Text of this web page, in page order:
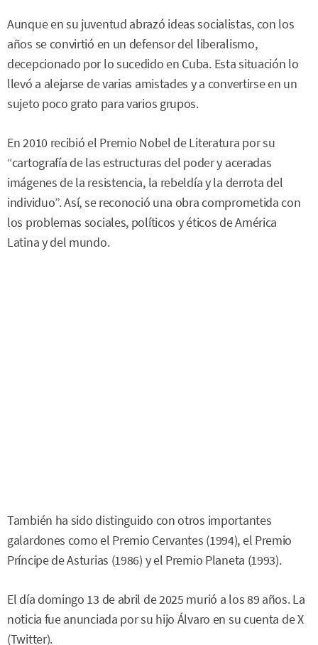
Aunque en su juventud abrazó ideas socialistas, con los
años se convirtió en un defensor del liberalismo,
decepcionado por lo sucedido en Cuba. Esta situación lo
llevó a alejarse de varias amistades y a convertirse en un
sujeto poco grato para varios grupos.
En 2010 recibió el Premio Nobel de Literatura por su
“cartografía de las estructuras del poder y aceradas
imágenes de la resistencia, la rebeldía y la derrota del
individuo”. Así, se reconoció una obra comprometida con
los problemas sociales, políticos y éticos de América
Latina y del mundo.
También ha sido distinguido con otros importantes
galardones como el Premio Cervantes (1994), el Premio
Príncipe de Asturias (1986) y el Premio Planeta (1993).
El día domingo 13 de abril de 2025 murió a los 89 años. La
noticia fue anunciada por su hijo Álvaro en su cuenta de X
(Twitter).